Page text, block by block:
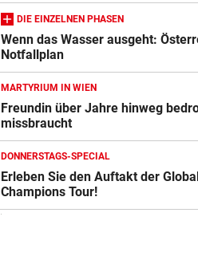
Thiem überrascht
ÖFB-Legionäre im
Trainingslager
Studio: Viel
DIE EINZELNEN PHASEN
Wenn das Wasser ausgeht:
Notfallplan
MARTYRIUM IN WIEN
Freundin über Jahre hinweg
missbraucht
DONNERSTAGS-SPECIAL
Erleben Sie den Auftakt der
Champions Tour!